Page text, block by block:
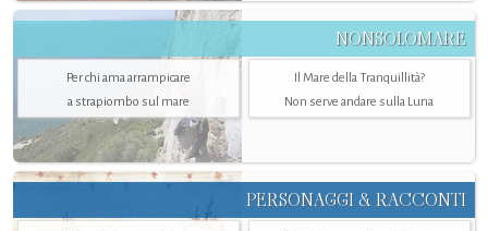
NONSOLOMARE
Per chi ama arrampicare
a strapiombo sul mare
Il Mare della Tranquillità?
Non serve andare sulla Luna
PERSONAGGI & RACCONTI